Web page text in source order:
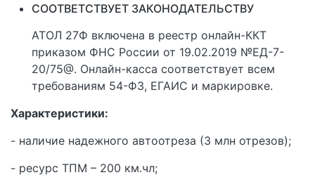
СООТВЕТСТВУЕТ ЗАКОНОДАТЕЛЬСТВУ
АТОЛ 27Ф включена в реестр онлайн-ККТ
приказом ФНС России от 19.02.2019 №ЕД-7-
20/75@. Онлайн-касса соответствует всем
требованиям 54-ФЗ, ЕГАИС и маркировке.
Характеристики:
- наличие надежного автоотреза (3 млн отрезов);
- ресурс ТПМ – 200 км.чл;